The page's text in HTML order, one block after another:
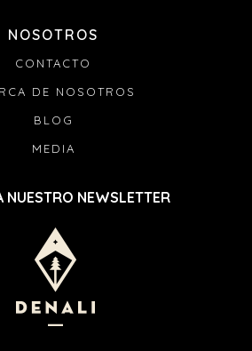
NOSOTROS
CONTACTO
DE NOSOTROS
BLOG
MEDIA
NUESTRO NEWSLETTER